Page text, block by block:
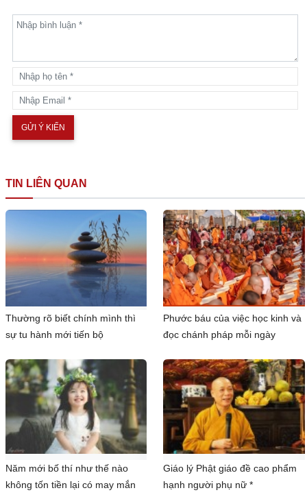
TIN LIÊN QUAN
Thường rõ biết chính mình thì
sự tu hành mới tiến bộ
Phước báu của việc học kinh và
đọc chánh pháp mỗi ngày
Năm mới bố thí như thế nào
không tốn tiền lại có may mắn
Giáo lý Phật giáo đề cao phẩm
hạnh người phụ nữ *